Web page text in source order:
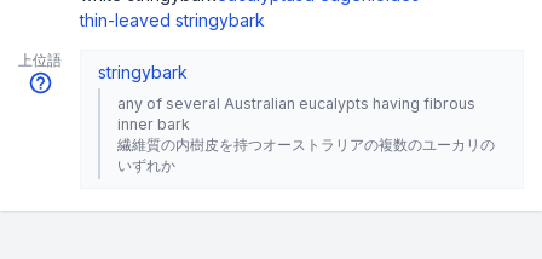
thin-leaved stringybark
上位語
stringybark
any of several Australian eucalypts having fibrous
inner bark
繊維質の内樹皮を持つオーストラリアの複数のユーカリの
いずれか